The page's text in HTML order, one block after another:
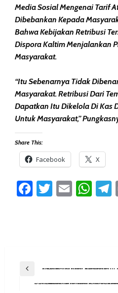
Media Sosial Mengenai Tarif
Dibebankan Kepada
Bahwa Kebijakan Retribusi
Dispora Kaltim Menjalankan
Masyarakat.
“Itu Sebenarnya Tidak
Masyarakat. Retribusi Dari
Dapatkan Itu Dikelola Di Kas
Untuk Masyarakat,”
Share This:
Facebook X
Facebook
Twitter
Email
Post
Navigation
Previous Post
Dispora Kaltim Persiapkan Pembentukan Tim KSP Hotel Atlet Sempaja
Next Post
Melestarikan Warisan Leluhur, Ketua DPRD PPU Hadiri